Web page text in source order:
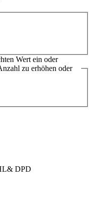
Wert ein oder
zu erhöhen oder
DPD